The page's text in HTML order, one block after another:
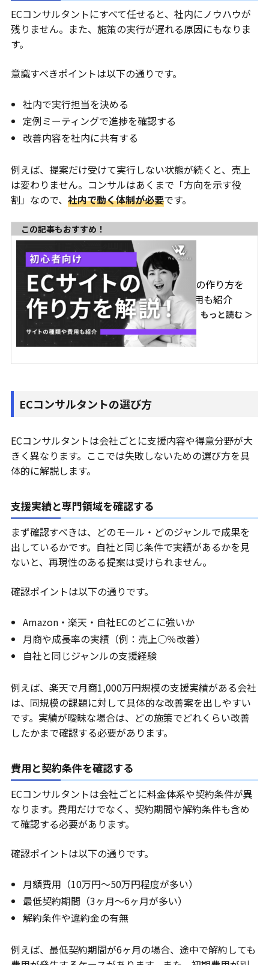
ECコンサルタントにすべて任せると、社内にノウハウが
残りません。また、施策の実行が遅れる原因にもなりま
す。
意識すべきポイントは以下の通りです。
社内で実行担当を決める
定例ミーティングで進捗を確認する
改善内容を社内に共有する
例えば、提案だけ受けて実行しない状態が続くと、売上
は変わりません。コンサルはあくまで「方向を示す役
割」なので、社内で動く体制が必要です。
この記事もおすすめ！
【初心者向け】ECサイトの作り方を
解説！サイトの種類や費用も紹介
もっと読む ＞
ECコンサルタントの選び方
ECコンサルタントは会社ごとに支援内容や得意分野が大
きく異なります。ここでは失敗しないための選び方を具
体的に解説します。
支援実績と専門領域を確認する
まず確認すべきは、どのモール・どのジャンルで成果を
出しているかです。自社と同じ条件で実績があるかを見
ないと、再現性のある提案は受けられません。
確認ポイントは以下の通りです。
Amazon・楽天・自社ECのどこに強いか
月商や成長率の実績（例：売上○％改善）
自社と同じジャンルの支援経験
例えば、楽天で月商1,000万円規模の支援実績がある会社
は、同規模の課題に対して具体的な改善案を出しやすい
です。実績が曖昧な場合は、どの施策でどれくらい改善
したかまで確認する必要があります。
費用と契約条件を確認する
ECコンサルタントは会社ごとに料金体系や契約条件が異
なります。費用だけでなく、契約期間や解約条件も含め
て確認する必要があります。
確認ポイントは以下の通りです。
月額費用（10万円〜50万円程度が多い）
最低契約期間（3ヶ月〜6ヶ月が多い）
解約条件や違約金の有無
例えば、最低契約期間が6ヶ月の場合、途中で解約しても